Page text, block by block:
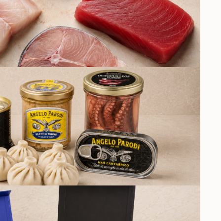
РЫБА
КУЛИНАРИЯ И
КОНСЕРВАЦИЯ